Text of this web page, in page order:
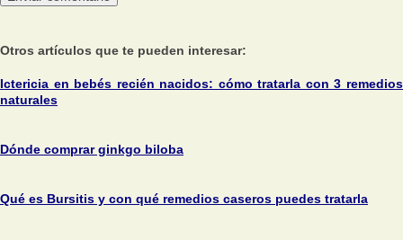
Otros artículos que te pueden interesar:
Ictericia en bebés recién nacidos: cómo tratarla con 3 remedios
naturales
Dónde comprar ginkgo biloba
Qué es Bursitis y con qué remedios caseros puedes tratarla